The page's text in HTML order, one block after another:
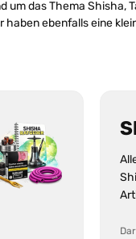
um das Thema
ebenfalls eine